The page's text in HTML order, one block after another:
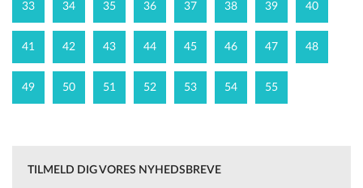
33 34 35 36 37 38 39 40
41 42 43 44 45 46 47 48
49 50 51 52 53 54 55
TILMELD DIG VORES NYHEDSBREVE